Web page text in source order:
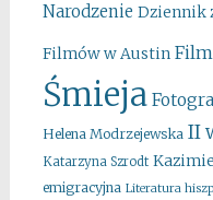
Narodzenie Dziennik
Filmów w Austin Film
Śmieja
Helena Modrzejewska II
Katarzyna Szrodt
emigracyjna Literatura